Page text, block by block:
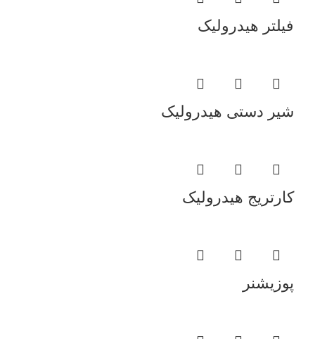
فیلتر هیدرولیک
شیر دستی هیدرولیک
کارتریج هیدرولیک
پوزیشنر